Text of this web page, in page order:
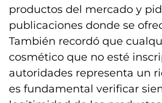
productos del mercado y
publicaciones donde se
También recordó que
cosmético que no esté
autoridades representa un
es fundamental verificar